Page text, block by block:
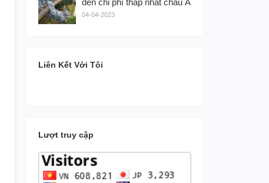
đến chi phí thấp nhất châu Á
04-04-2023
Liên Kết Với Tôi
Lượt truy cập